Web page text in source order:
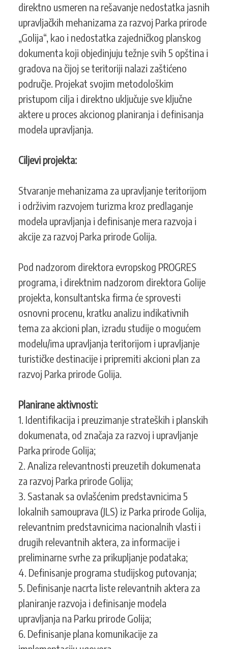
direktno usmeren na rešavanje nedostatka jasnih
upravljačkih mehanizama za razvoj Parka prirode
„Golija“, kao i nedostatka zajedničkog planskog
dokumenta koji objedinjuju težnje svih 5 opština i
gradova na čijoj se teritoriji nalazi zaštićeno
područje. Projekat svojim metodološkim
pristupom cilja i direktno uključuje sve ključne
aktere u proces akcionog planiranja i definisanja
modela upravljanja.
Ciljevi projekta:
Stvaranje mehanizama za upravljanje teritorijom
i održivim razvojem turizma kroz predlaganje
modela upravljanja i definisanje mera razvoja i
akcije za razvoj Parka prirode Golija.
Pod nadzorom direktora evropskog PROGRES
programa, i direktnim nadzorom direktora Golije
projekta, konsultantska firma će sprovesti
osnovni procenu, kratku analizu indikativnih
tema za akcioni plan, izradu studije o mogućem
modelu/ima upravljanja teritorijom i upravljanje
turističke destinacije i pripremiti akcioni plan za
razvoj Parka prirode Golija.
Planirane aktivnosti:
1. Identifikacija i preuzimanje strateških i planskih
dokumenata, od značaja za razvoj i upravljanje
Parka prirode Golija;
2. Analiza relevantnosti preuzetih dokumenata
za razvoj Parka prirode Golija;
3. Sastanak sa ovlašćenim predstavnicima 5
lokalnih samouprava (JLS) iz Parka prirode Golija,
relevantnim predstavnicima nacionalnih vlasti i
drugih relevantnih aktera, za informacije i
preliminarne svrhe za prikupljanje podataka;
4. Definisanje programa studijskog putovanja;
5. Definisanje nacrta liste relevantnih aktera za
planiranje razvoja i definisanje modela
upravljanja na Parku prirode Golija;
6. Definisanje plana komunikacije za